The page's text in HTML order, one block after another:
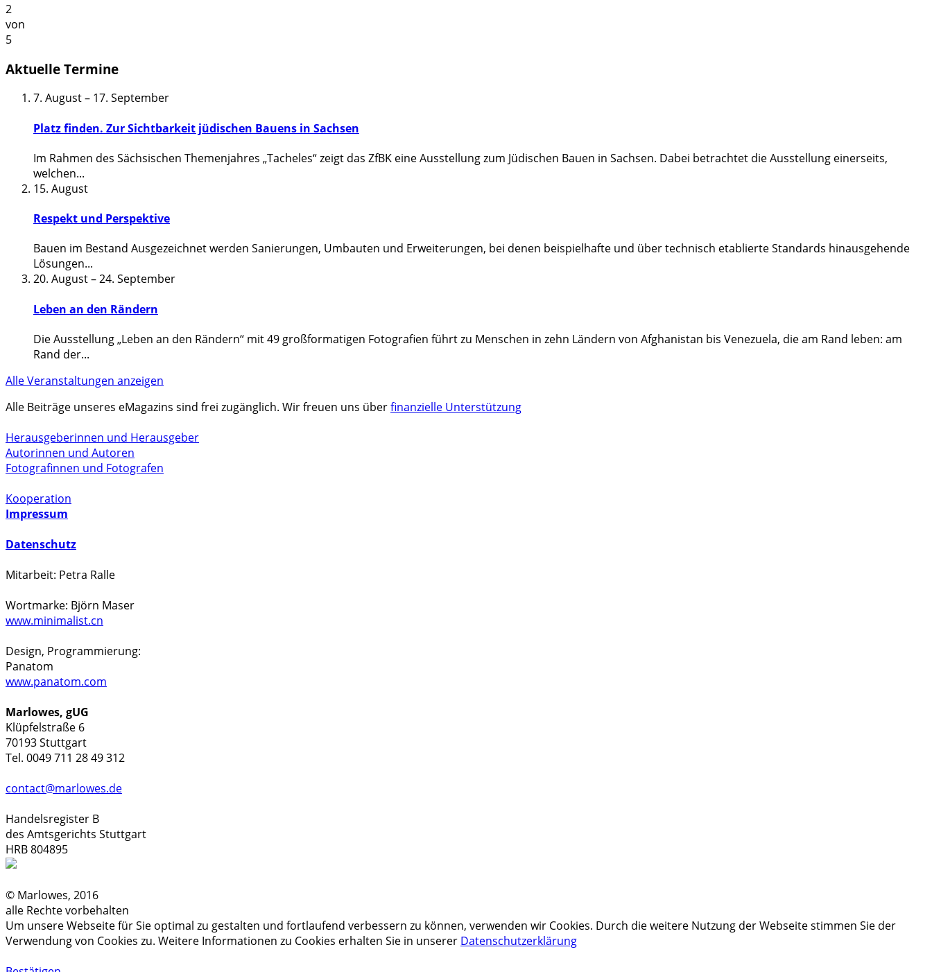
2
von
5
Aktuelle Termine
7. August– 17. September
Platz finden. Zur Sichtbarkeit jüdischen Bauens in Sachsen
Im Rahmen des Sächsischen Themenjahres „Tacheles“ zeigt das ZfBK eine Ausstellung zum Jüdischen Bauen in Sachsen. Dabei betrachtet die Ausstellung einerseits,
welchen...
15. August
Respekt und Perspektive
Bauen im Bestand Ausgezeichnet werden Sanierungen, Umbauten und Erweiterungen, bei denen beispielhafte und über technisch etablierte Standards hinausgehende
Lösungen...
20. August–24. September
Leben an den Rändern
Die Ausstellung „Leben an den Rändern“ mit 49 großformatigen Fotografien führt zu Menschen in zehn Ländern von Afghanistan bis Venezuela, die am Rand leben: am
Rand der...
Alle Veranstaltungen anzeigen
Alle Beiträge unseres eMagazins sind frei zugänglich. Wir freuen uns überfinanzielle Unterstützung
Herausgeberinnen und Herausgeber
Autorinnen und Autoren
Fotografinnen und Fotografen
Kooperation
Impressum
Datenschutz
Mitarbeit: Petra Ralle
Wortmarke: Björn Maser
www.minimalist.cn
Design, Programmierung:
Panatom
www.panatom.com
Marlowes, gUG
Klüpfelstraße 6
70193 Stuttgart
Tel. 0049 711 28 49 312
contact@marlowes.de
Handelsregister B
des Amtsgerichts Stuttgart
HRB 804895
© Marlowes, 2016
alle Rechte vorbehalten
Um unsere Webseite für Sie optimal zu gestalten und fortlaufend verbessern zu können, verwenden wir Cookies. Durch die weitere Nutzung der Webseite stimmen Sie der
Verwendung von Cookies zu. Weitere Informationen zu Cookies erhalten Sie in unserer Datenschutzerklärung